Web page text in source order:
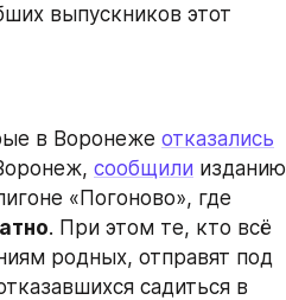
выпускников этот
в Воронеже отказались
сообщили изданию
«Погоново», где
. При этом те, кто всё
родных, отправят под
садиться в